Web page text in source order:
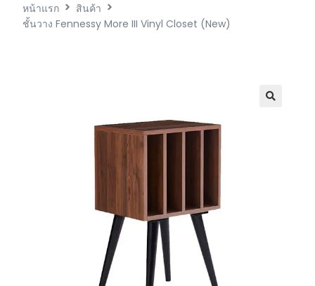
หน้าแรก
สินค้า
ชั้นวาง Fennessy More III Vinyl Closet (New)